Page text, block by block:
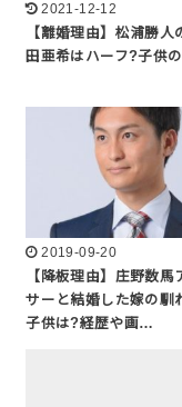
2021-12-12
【離婚理由】松浦勝人
田亜希はハーフ?子供
2019-09-20
【降板理由】庄野数馬
サーと結婚した嫁の馴
子供は?経歴や画…